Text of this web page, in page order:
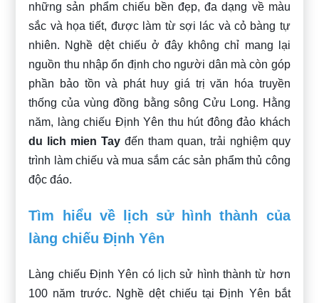
những sản phẩm chiếu bền đẹp, đa dạng về màu
sắc và họa tiết, được làm từ sợi lác và cỏ bàng tự
nhiên. Nghề dệt chiếu ở đây không chỉ mang lại
nguồn thu nhập ổn định cho người dân mà còn góp
phần bảo tồn và phát huy giá trị văn hóa truyền
thống của vùng đồng bằng sông Cửu Long. Hằng
năm, làng chiếu Định Yên thu hút đông đảo khách
du lich mien Tay đến tham quan, trải nghiệm quy
trình làm chiếu và mua sắm các sản phẩm thủ công
độc đáo.
Tìm hiểu về lịch sử hình thành của
làng chiếu Định Yên
Làng chiếu Định Yên có lịch sử hình thành từ hơn
100 năm trước. Nghề dệt chiếu tại Định Yên bắt